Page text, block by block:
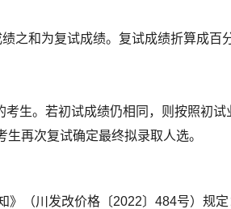
之和为复试成绩。复试成绩折算成百
生。若初试成绩仍相同，则按照初试
再次复试确定最终拟录取人选。
（川发改价格〔2022〕484号）规